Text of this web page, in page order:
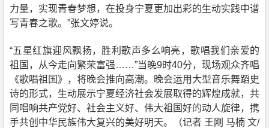
力量，实现青春梦想，在投身宁夏更加出彩的生动实践中谱
写青春之歌。”张文婷说。
“五星红旗迎风飘扬，胜利歌声多么响亮，歌唱我们亲爱的
祖国，从今走向繁荣富强……”当晚9时40分，现场观众齐唱
《歌唱祖国》，将晚会推向高潮。晚会运用大型音乐舞蹈史
诗的形式，生动展示宁夏经济社会发展取得的辉煌成就，共
同唱响共产党好、社会主义好、伟大祖国好的动人旋律，携
手共创中华民族伟大复兴的美好明天。（记者 王刚 马楠 文/